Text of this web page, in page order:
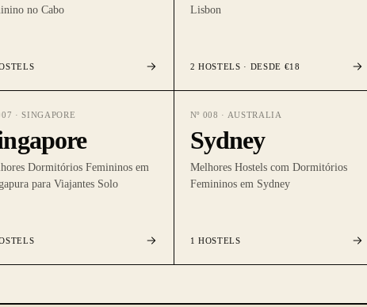
no Cabo
Lisbon
2 HOSTELS · DESDE €18
·SINGAPORE
Dormitórios Femininos em
para Viajantes Solo
Nº 008 · AUSTRALIA
Sydney
Melhores Hostels com Dormitórios
Femininos em Sydney
1 HOSTELS